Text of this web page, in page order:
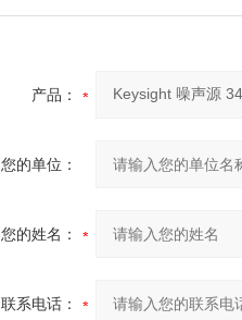
产品：
您的单位：
您的姓名：
联系电话：